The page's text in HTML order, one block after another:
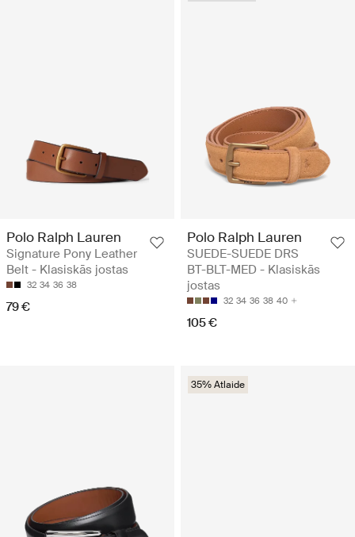
Polo Ralph Lauren
Signature Pony Leather
Belt - Klasiskās jostas
32 34 36 38
79 €
Polo Ralph Lauren
SUEDE-SUEDE DRS
BT-BLT-MED - Klasiskās
jostas
32 34 36 38 40
105 €
35% Atlaide